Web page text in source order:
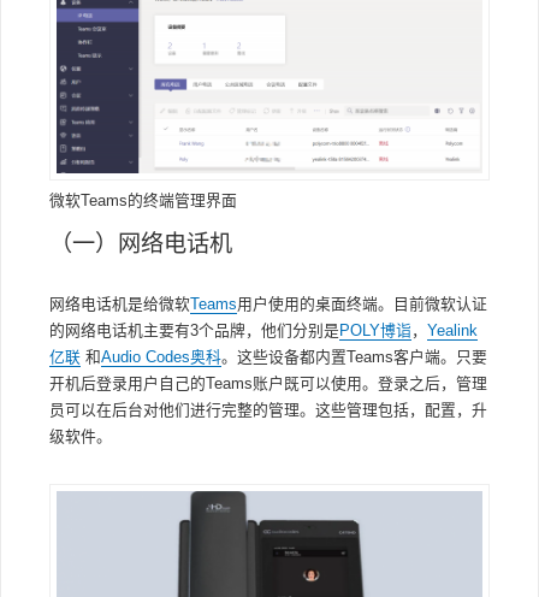
微软Teams的终端管理界面
（一）网络电话机
网络电话机是给微软Teams用户使用的桌面终端。目前微软认证
的网络电话机主要有3个品牌，他们分别是 POLY博诣 ， Yealink
亿联 和Audio Codes奥科。这些设备都内置Teams客户端。只要
开机后登录用户自己的Teams账户既可以使用。登录之后，管理
员可以在后台对他们进行完整的管理。这些管理包括，配置，升
级软件。